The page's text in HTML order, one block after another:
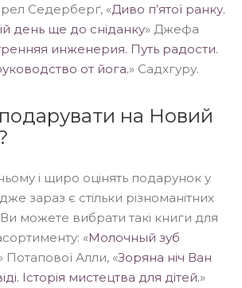
Седерберґ, «Диво п’ятої ранку.
день ще до сніданку» Джефа
инженерия. Путь радости.
от йога.» Садхгуру.
на Новий
і щиро оцінять подарунок у
зараз є стільки різноманітних
можете вибрати такі книги для
«Молочный зуб
Потапової Алли, «Зоряна ніч Ван
Історія мистецтва для дітей.»